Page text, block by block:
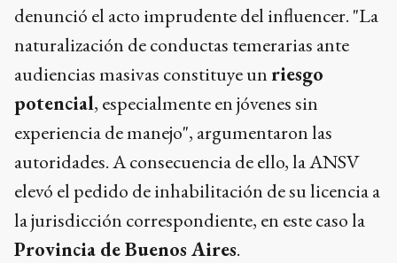
denunció el acto imprudente del influencer. "La
naturalización de conductas temerarias ante
audiencias masivas constituye unriesgo
potencial, especialmente en jóvenes sin
experiencia de manejo", argumentaron las
autoridades. A consecuencia de ello, la ANSV
elevó el pedido de inhabilitación de su licencia a
la jurisdicción correspondiente, en este caso la
Provincia de Buenos Aires.